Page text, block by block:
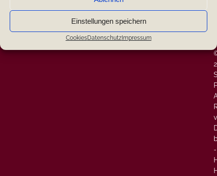
Einstellungen speichern
CookiesDatenschutzImpressum
Search
Neueste Kommentare
-